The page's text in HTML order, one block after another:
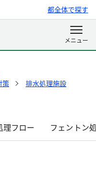
都全体で探す
策
排水処理施設
理フロー フェントン